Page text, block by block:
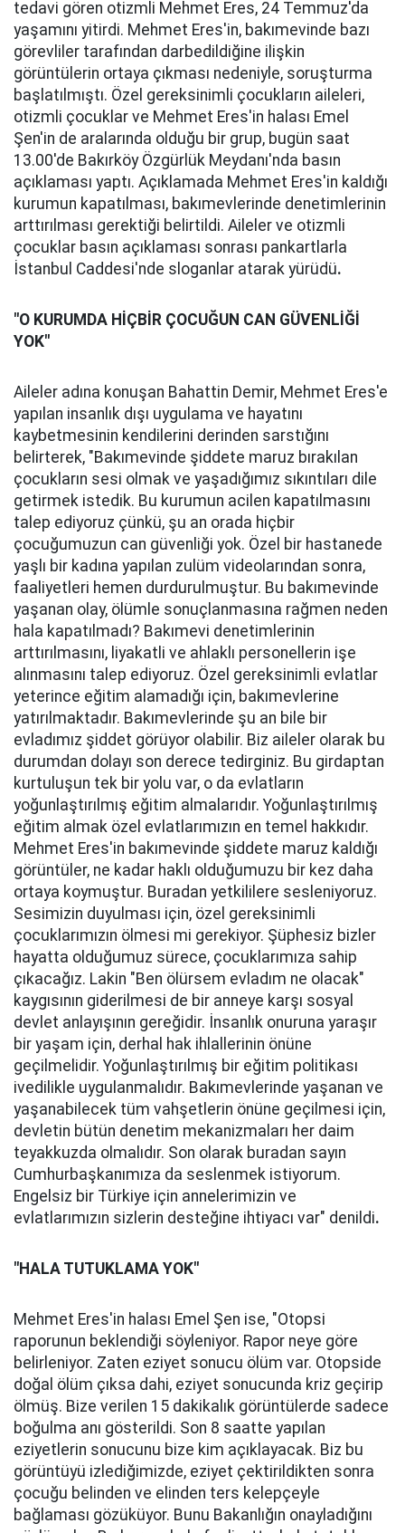
tedavi gören otizmli Mehmet Eres, 24 Temmuz'da
yaşamını yitirdi. Mehmet Eres'in, bakımevinde bazı
görevliler tarafından darbedildiğine ilişkin
görüntülerin ortaya çıkması nedeniyle, soruşturma
başlatılmıştı. Özel gereksinimli çocukların aileleri,
otizmli çocuklar ve Mehmet Eres'in halası Emel
Şen'in de aralarında olduğu bir grup, bugün saat
13.00'de Bakırköy Özgürlük Meydanı'nda basın
açıklaması yaptı. Açıklamada Mehmet Eres'in kaldığı
kurumun kapatılması, bakımevlerinde denetimlerinin
arttırılması gerektiği belirtildi. Aileler ve otizmli
çocuklar basın açıklaması sonrası pankartlarla
İstanbul Caddesi'nde sloganlar atarak yürüdü.
"O KURUMDA HİÇBİR ÇOCUĞUN CAN GÜVENLİĞİ
YOK"
Aileler adına konuşan Bahattin Demir, Mehmet Eres'e
yapılan insanlık dışı uygulama ve hayatını
kaybetmesinin kendilerini derinden sarstığını
belirterek, "Bakımevinde şiddete maruz bırakılan
çocukların sesi olmak ve yaşadığımız sıkıntıları dile
getirmek istedik. Bu kurumun acilen kapatılmasını
talep ediyoruz çünkü, şu an orada hiçbir
çocuğumuzun can güvenliği yok. Özel bir hastanede
yaşlı bir kadına yapılan zulüm videolarından sonra,
faaliyetleri hemen durdurulmuştur. Bu bakımevinde
yaşanan olay, ölümle sonuçlanmasına rağmen neden
hala kapatılmadı? Bakımevi denetimlerinin
arttırılmasını, liyakatli ve ahlaklı personellerin işe
alınmasını talep ediyoruz. Özel gereksinimli evlatlar
yeterince eğitim alamadığı için, bakımevlerine
yatırılmaktadır. Bakımevlerinde şu an bile bir
evladımız şiddet görüyor olabilir. Biz aileler olarak bu
durumdan dolayı son derece tedirginiz. Bu girdaptan
kurtuluşun tek bir yolu var, o da evlatların
yoğunlaştırılmış eğitim almalarıdır. Yoğunlaştırılmış
eğitim almak özel evlatlarımızın en temel hakkıdır.
Mehmet Eres'in bakımevinde şiddete maruz kaldığı
görüntüler, ne kadar haklı olduğumuzu bir kez daha
ortaya koymuştur. Buradan yetkililere sesleniyoruz.
Sesimizin duyulması için, özel gereksinimli
çocuklarımızın ölmesi mi gerekiyor. Şüphesiz bizler
hayatta olduğumuz sürece, çocuklarımıza sahip
çıkacağız. Lakin "Ben ölürsem evladım ne olacak"
kaygısının giderilmesi de bir anneye karşı sosyal
devlet anlayışının gereğidir. İnsanlık onuruna yaraşır
bir yaşam için, derhal hak ihlallerinin önüne
geçilmelidir. Yoğunlaştırılmış bir eğitim politikası
ivedilikle uygulanmalıdır. Bakımevlerinde yaşanan ve
yaşanabilecek tüm vahşetlerin önüne geçilmesi için,
devletin bütün denetim mekanizmaları her daim
teyakkuzda olmalıdır. Son olarak buradan sayın
Cumhurbaşkanımıza da seslenmek istiyorum.
Engelsiz bir Türkiye için annelerimizin ve
evlatlarımızın sizlerin desteğine ihtiyacı var" denildi.
"HALA TUTUKLAMA YOK"
Mehmet Eres'in halası Emel Şen ise, "Otopsi
raporunun beklendiği söyleniyor. Rapor neye göre
belirleniyor. Zaten eziyet sonucu ölüm var. Otopside
doğal ölüm çıksa dahi, eziyet sonucunda kriz geçirip
ölmüş. Bize verilen 15 dakikalık görüntülerde sadece
boğulma anı gösterildi. Son 8 saatte yapılan
eziyetlerin sonucunu bize kim açıklayacak. Biz bu
görüntüyü izlediğimizde, eziyet çektirildikten sonra
çocuğu belinden ve elinden ters kelepçeyle
bağlaması gözüküyor. Bunu Bakanlığın onayladığını